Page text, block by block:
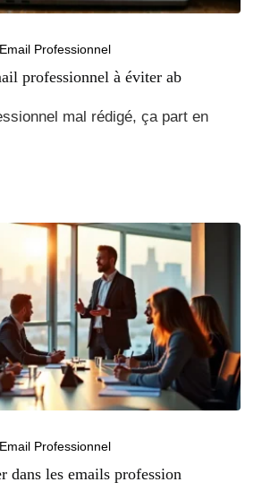
Email Professionnel
professionnel à éviter ab
mal rédigé, ça part en
Email Professionnel
dans les emails profession